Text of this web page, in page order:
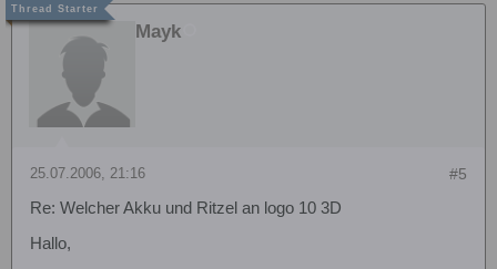
Mayk
#5
25.07.2006, 21:16
Re: Welcher Akku und Ritzel an logo 10 3D
Hallo,